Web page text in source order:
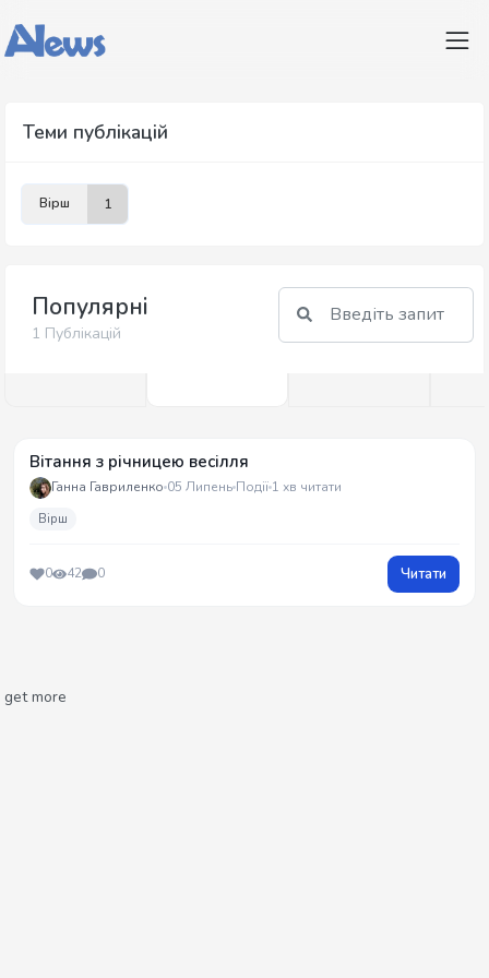
Популярні
1 Публікацій
Вітання з річницею весілля
Ганна Гавриленко 05 Липень Події 1 хв читати
Вірш
0 42 0 Читати
get more
Теми публікацій
Вірш 1